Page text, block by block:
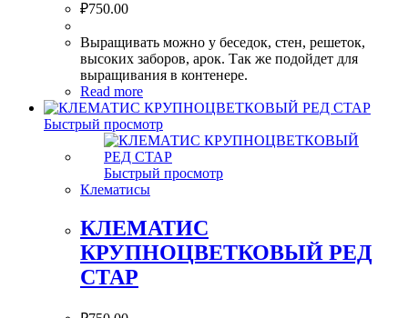
₽750.00
Выращивать можно у беседок, стен, решеток,
высоких заборов, арок. Так же подойдет для
выращивания в контенере.
Read more
Быстрый просмотр
Быстрый просмотр
Клематисы
КЛЕМАТИС
КРУПНОЦВЕТКОВЫЙ РЕД
СТАР